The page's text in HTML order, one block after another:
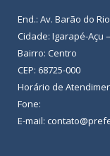
End.: Av. Barão do
Cidade: Igarapé-Açu
Bairro: Centro
CEP: 68725-000
Horário de
Fone:
E-mail: